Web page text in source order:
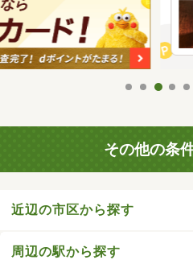
その他の条
近辺の市区から探す
周辺の駅から探す